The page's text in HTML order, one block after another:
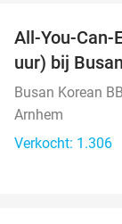
All-You-Can-
uur) bij
Busan Korean
Arnhem
Verkocht: 1.306